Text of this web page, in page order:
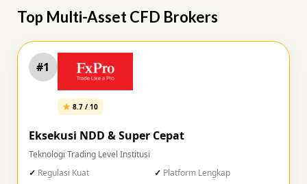
Top Multi-Asset CFD Brokers
#1
8.7 / 10
Eksekusi NDD & Super Cepat
Teknologi Trading Level Institusi
Regulasi Kuat
Platform Lengkap